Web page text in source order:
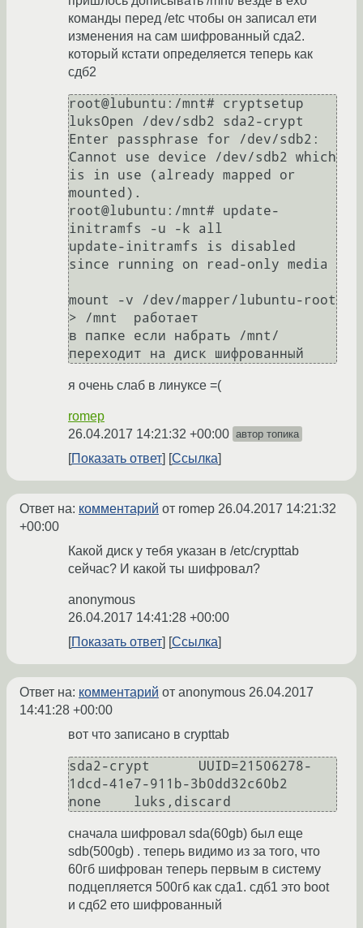
команды перед /etc чтобы он записал ети
изменения на сам шифрованный сда2.
который кстати определяется теперь как
сдб2
root@lubuntu:/mnt# cryptsetup
luksOpen /dev/sdb2 sda2-crypt
Enter passphrase for /dev/sdb2:
Cannot use device /dev/sdb2 which
is in use (already mapped or
mounted).
root@lubuntu:/mnt# update-
initramfs -u -k all
update-initramfs is disabled
since running on read-only media
mount -v /dev/mapper/lubuntu-root
> /mnt  работает
в папке если набрать /mnt/
я очень слаб в линуксе =(
romep
26.04.2017 14:21:32 +00:00 автор топика
Показать ответ Ссылка
Ответ на: комментарий от romep 26.04.2017 14:21:32
+00:00
Какой диск у тебя указан в /etc/crypttab
сейчас? И какой ты шифровал?
anonymous
26.04.2017 14:41:28 +00:00
Показать ответ
Ссылка
Ответ на: комментарий от anonymous 26.04.2017
14:41:28 +00:00
вот что записано в crypttab
sda2-crypt	UUID=21506278-
1dcd-41e7-911b-3b0dd32c60b2
none	luks,discard
сначала шифровал sda(60gb) был еще
sdb(500gb) . теперь видимо из за того, что
60гб шифрован теперь первым в систему
подцепляется 500гб как сда1. сдб1 это boot
и сдб2 ето шифрованный